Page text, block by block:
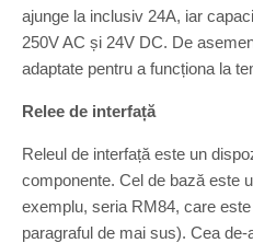
ajunge la inclusiv 24A, iar
250V AC și 24V DC. De
adaptate pentru a funcționa la
Relee de interfață
Releul de interfață este un
componente. Cel de bază este
exemplu, seria RM84, care
paragraful de mai sus). Cea